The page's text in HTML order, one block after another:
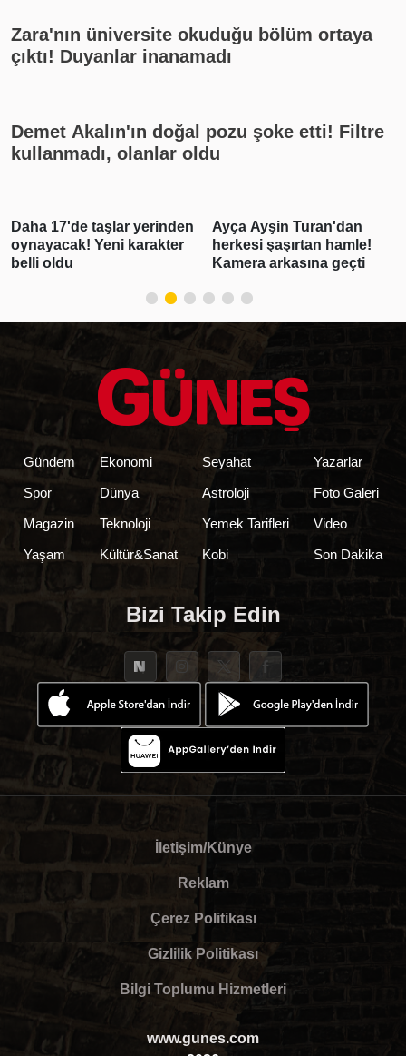
Zara'nın üniversite okuduğu bölüm ortaya
çıktı! Duyanlar inanamadı
Demet Akalın'ın doğal pozu şoke etti! Filtre
kullanmadı, olanlar oldu
Ayça Ayşin Turan'dan
herkesi şaşırtan hamle!
Kamera arkasına geçti
Asap Rocky Rihanna
hakkında konuştu:
Sevgilimle gurur
Gündem
Spor
Magazin
Yaşam
Ekonomi
Dünya
Teknoloji
Kültür&Sanat
Seyahat
Astroloji
Yemek Tarifleri
Kobi
Yazarlar
Foto Galeri
Video
Son Dakika
Bizi Takip Edin
İletişim/Künye
Reklam
Çerez Politikası
Gizlilik Politikası
Bilgi Toplumu Hizmetleri
www.gunes.com